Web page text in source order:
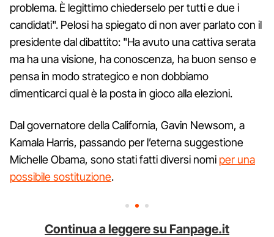
problema. È legittimo chiederselo per tutti e due i
candidati". Pelosi ha spiegato di non aver parlato con il
presidente dal dibattito: "Ha avuto una cattiva serata
ma ha una visione, ha conoscenza, ha buon senso e
pensa in modo strategico e non dobbiamo
dimenticarci qual è la posta in gioco alla elezioni.
Dal governatore della California, Gavin Newsom, a
Kamala Harris, passando per l’eterna suggestione
Michelle Obama, sono stati fatti diversi nomi per una
possibile sostituzione.
Continua a leggere su Fanpage.it